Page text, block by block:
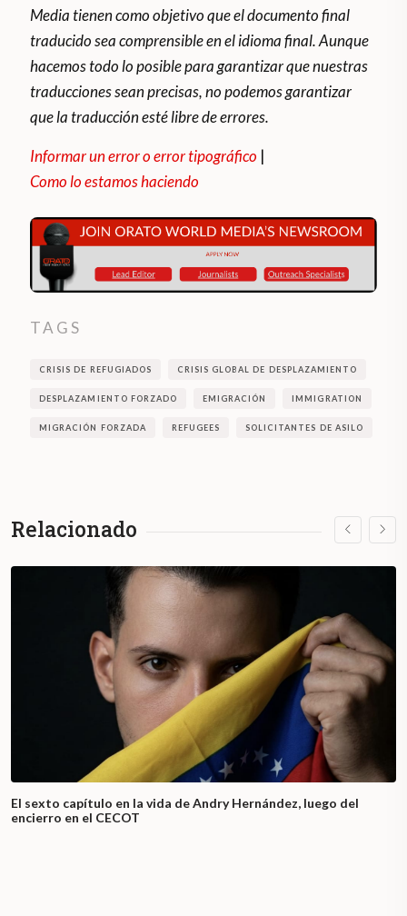
Media tienen como objetivo que el documento final
traducido sea comprensible en el idioma final. Aunque
hacemos todo lo posible para garantizar que nuestras
traducciones sean precisas, no podemos garantizar
que la traducción esté libre de errores.
Informar un error o error tipográfico |
Como lo estamos haciendo
TAGS
CRISIS DE REFUGIADOS CRISIS GLOBAL DE DESPLAZAMIENTO
DESPLAZAMIENTO FORZADO EMIGRACIÓN IMMIGRATION
MIGRACIÓN FORZADA REFUGEES SOLICITANTES DE ASILO
Relacionado
El sexto capítulo en la vida de Andry Hernández, luego del
encierro en el CECOT